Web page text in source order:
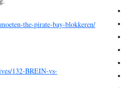
the-pirate-bay-blokkeren/
132-BREIN-vs-